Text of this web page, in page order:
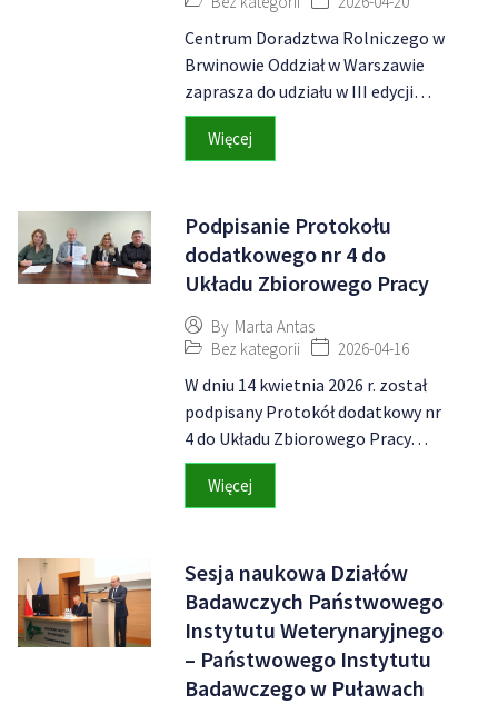
Centrum Doradztwa Rolniczego w
Brwinowie Oddział w Warszawie
zaprasza do udziału w III edycji…
Więcej
Podpisanie Protokołu
dodatkowego nr 4 do
Układu Zbiorowego Pracy
By Marta Antas
Bez kategorii
2026-04-16
W dniu 14 kwietnia 2026 r. został
podpisany Protokół dodatkowy nr
4 do Układu Zbiorowego Pracy…
Więcej
Sesja naukowa Działów
Badawczych Państwowego
Instytutu Weterynaryjnego
– Państwowego Instytutu
Badawczego w Puławach